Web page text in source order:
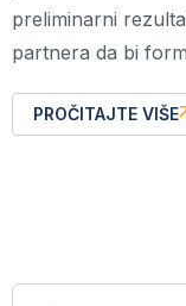
preliminarni
partnera da bi
PROČITAJTE VIŠE